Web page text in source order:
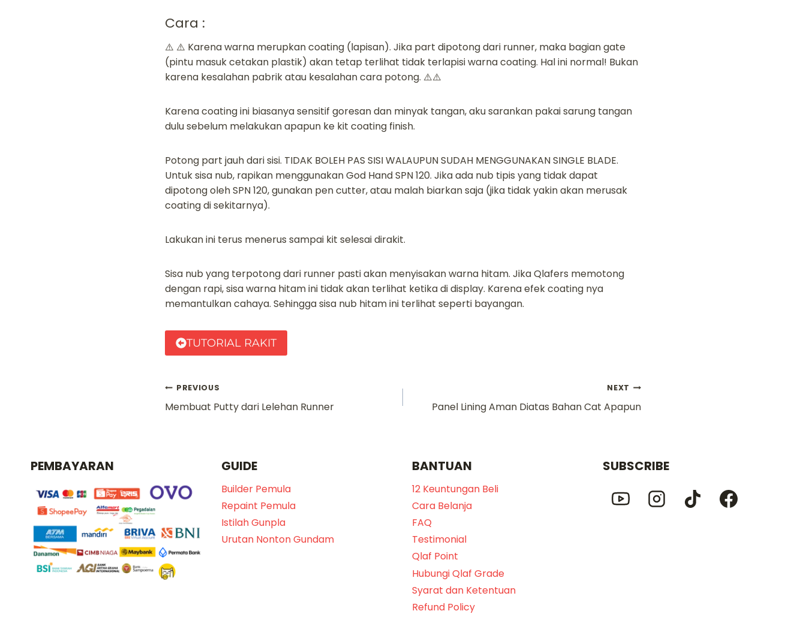
Cara :
⚠️ ⚠️ Karena warna merupkan coating (lapisan). Jika part dipotong dari runner, maka bagian gate
(pintu masuk cetakan plastik) akan tetap terlihat tidak terlapisi warna coating. Hal ini normal! Bukan
karena kesalahan pabrik atau kesalahan cara potong. ⚠️⚠️
Karena coating ini biasanya sensitif goresan dan minyak tangan, aku sarankan pakai sarung tangan
dulu sebelum melakukan apapun ke kit coating finish.
Potong part jauh dari sisi. TIDAK BOLEH PAS SISI WALAUPUN SUDAH MENGGUNAKAN SINGLE BLADE.
Untuk sisa nub, rapikan menggunakan God Hand SPN 120. Jika ada nub tipis yang tidak dapat
dipotong oleh SPN 120, gunakan pen cutter, atau malah biarkan saja (jika tidak yakin akan merusak
coating di sekitarnya).
Lakukan ini terus menerus sampai kit selesai dirakit.
Sisa nub yang terpotong dari runner pasti akan menyisakan warna hitam. Jika Qlafers memotong
dengan rapi, sisa warna hitam ini tidak akan terlihat ketika di display. Karena efek coating nya
memantulkan cahaya. Sehingga sisa nub hitam ini terlihat seperti bayangan.
TUTORIAL RAKIT
Navigasi
pos
PREVIOUS
Membuat Putty dari Lelehan Runner
NEXT
Panel Lining Aman Diatas Bahan Cat Apapun
PEMBAYARAN GUIDE
Builder Pemula
Repaint Pemula
Istilah Gunpla
Urutan Nonton Gundam
BANTUAN
12 Keuntungan Beli
Cara Belanja
FAQ
Testimonial
Qlaf Point
Hubungi Qlaf Grade
Syarat dan Ketentuan
Refund Policy
SUBSCRIBE